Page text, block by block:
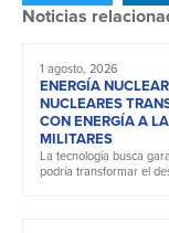
Noticias
1 agosto, 2026
ENERGÍA
NUCLEARES
CON ENERGÍA A
MILITARES
La tecnología busca
podría transformar el